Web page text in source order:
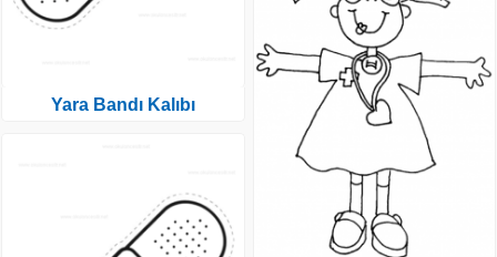
Yara Bandı Kalıbı